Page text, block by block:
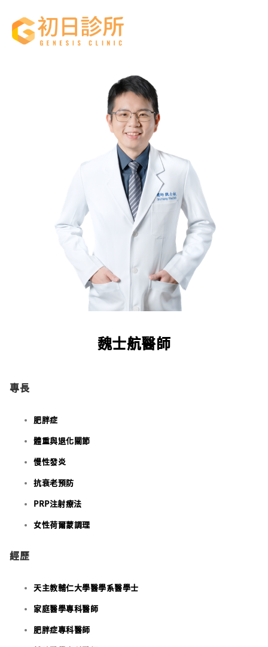
魏士航醫師
專長
肥胖症
體重與退化關節
慢性發炎
抗衰老預防
PRP注射療法
女性荷爾蒙調理
經歷
天主教輔仁大學醫學系醫學士
家庭醫學專科醫師
肥胖症專科醫師